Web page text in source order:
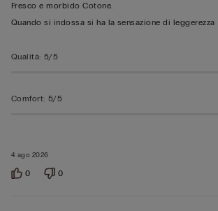
5
4 ago 2026
Fresco e morbido Cotone.
Quando si indossa si ha la sensazione di leggerezza
Qualità: 5/5
Comfort: 5/5
0 0